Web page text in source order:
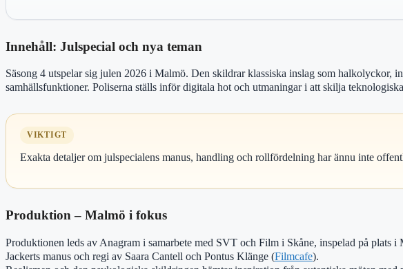
Innehåll: Julspecial och nya teman
Säsong 4 utspelar sig julen 2026 i Malmö. Den skildrar klassiska inslag som
samhällsfunktioner. Poliserna ställs inför digitala hot och utmaningar i att skilja
VIKTIGT
Exakta detaljer om julspecialens manus, handling och rollfördelning har ännu inte
Produktion – Malmö i fokus
Produktionen leds av Anagram i samarbete med SVT och Film i Skåne, inspelad på
Jackerts manus och regi av Saara Cantell och Pontus Klänge (Filmcafe).